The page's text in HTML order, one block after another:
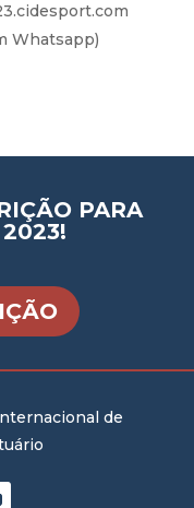
Whatsapp)
PARA
de